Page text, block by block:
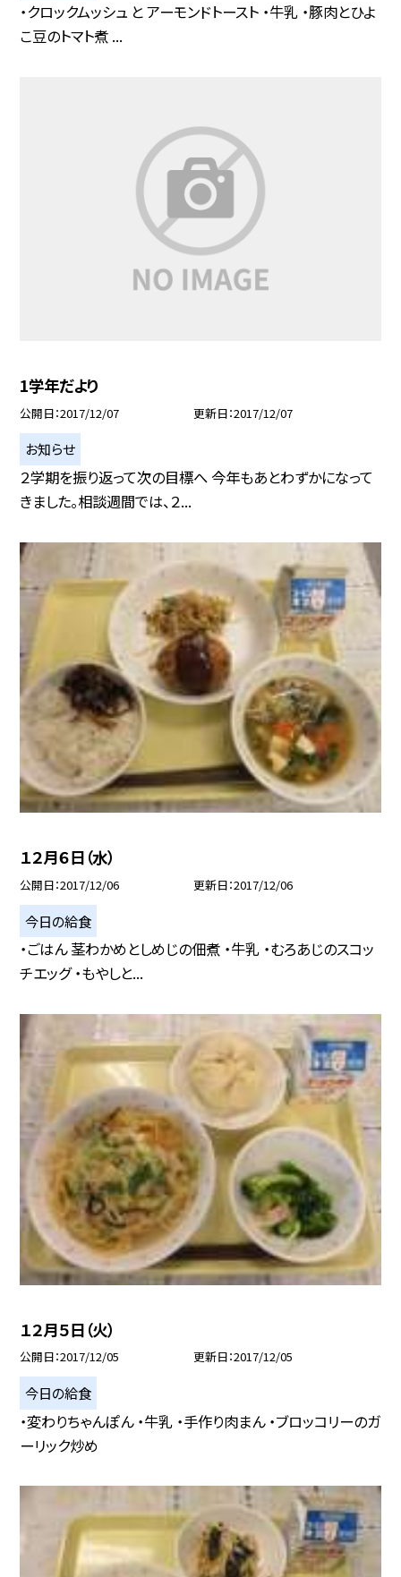
・クロックムッシュ と アーモンドトースト ・牛乳 ・豚肉とひよ
こ豆のトマト煮 ...
1学年だより
公開日 2017/12/07 更新日 2017/12/07
お知らせ
２学期を振り返って次の目標へ 今年もあとわずかになって
きました。相談週間では、２...
１２月６日（水）
公開日 2017/12/06 更新日 2017/12/06
今日の給食
・ごはん 茎わかめとしめじの佃煮 ・牛乳 ・むろあじのスコッ
チエッグ ・もやしと...
１２月５日（火）
公開日 2017/12/05 更新日 2017/12/05
今日の給食
・変わりちゃんぽん ・牛乳 ・手作り肉まん ・ブロッコリーのガ
ーリック炒め